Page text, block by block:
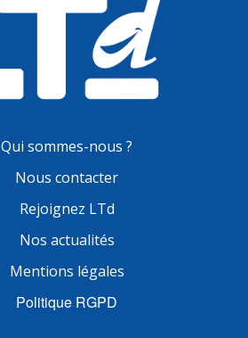
Qui sommes-nous ?
Nous contacter
Rejoignez LTd
Nos actualités
Mentions légales
Politique RGPD